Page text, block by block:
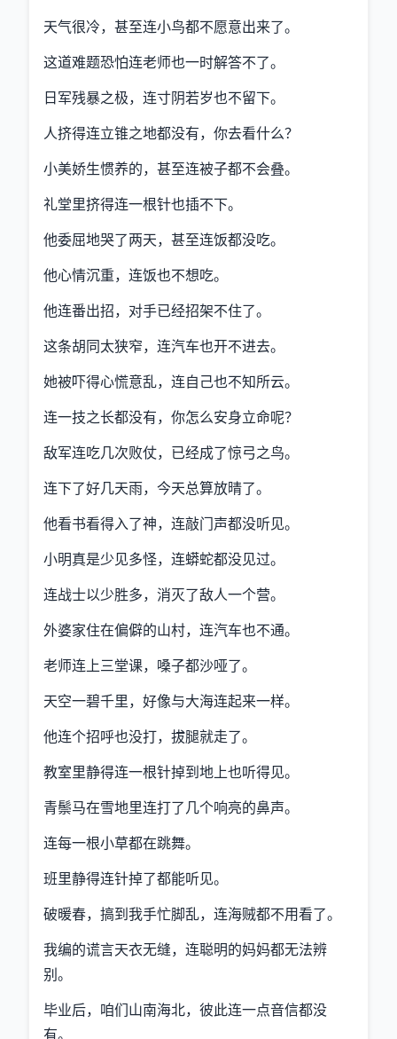
天气很冷，甚至连小鸟都不愿意出来了。
这道难题恐怕连老师也一时解答不了。
日军残暴之极，连寸阴若岁也不留下。
人挤得连立锥之地都没有，你去看什么？
小美娇生惯养的，甚至连被子都不会叠。
礼堂里挤得连一根针也插不下。
他委屈地哭了两天，甚至连饭都没吃。
他心情沉重，连饭也不想吃。
他连番出招，对手已经招架不住了。
这条胡同太狭窄，连汽车也开不进去。
她被吓得心慌意乱，连自己也不知所云。
连一技之长都没有，你怎么安身立命呢？
敌军连吃几次败仗，已经成了惊弓之鸟。
连下了好几天雨，今天总算放晴了。
他看书看得入了神，连敲门声都没听见。
小明真是少见多怪，连蟒蛇都没见过。
连战士以少胜多，消灭了敌人一个营。
外婆家住在偏僻的山村，连汽车也不通。
老师连上三堂课，嗓子都沙哑了。
天空一碧千里，好像与大海连起来一样。
他连个招呼也没打，拔腿就走了。
教室里静得连一根针掉到地上也听得见。
青鬃马在雪地里连打了几个响亮的鼻声。
连每一根小草都在跳舞。
班里静得连针掉了都能听见。
破暖春，搞到我手忙脚乱，连海贼都不用看了。
我编的谎言天衣无缝，连聪明的妈妈都无法辨
别。
毕业后，咱们山南海北，彼此连一点音信都没
有。